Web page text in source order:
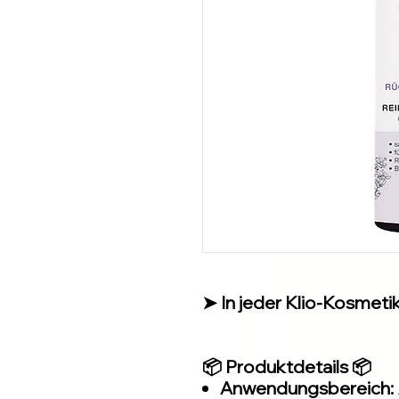
➤ In jeder Klio-
📦 Produktdetails 📦
Anwendungsbereich: